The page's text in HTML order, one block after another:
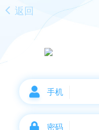
返回
手机
密码